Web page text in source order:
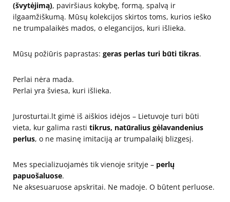
(švytėjimą), paviršiaus kokybę, formą, spalvą ir
ilgaamžiškumą. Mūsų kolekcijos skirtos toms, kurios ieško
ne trumpalaikės mados, o elegancijos, kuri išlieka.
Mūsų požiūris paprastas: geras perlas turi būti tikras.
Perlai nėra mada.
Perlai yra šviesa, kuri išlieka.
Jurosturtai.lt gimė iš aiškios idėjos – Lietuvoje turi būti
vieta, kur galima rasti tikrus, natūralius gėlavandenius
perlus, o ne masinę imitaciją ar trumpalaikį blizgesį.
Mes specializuojamės tik vienoje srityje – perlų
papuošaluose.
Ne aksesuaruose apskritai. Ne madoje. O būtent perluose.